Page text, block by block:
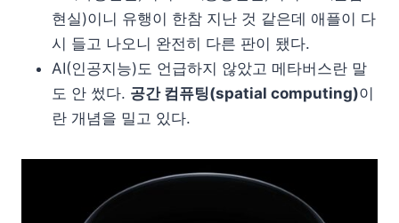
현실)이니 유행이 한참 지난 것 같은데 애플이 다
시 들고 나오니 완전히 다른 판이 됐다.
AI(인공지능)도 언급하지 않았고 메타버스란 말
도 안 썼다. 공간 컴퓨팅(spatial computing)이
란 개념을 밀고 있다.